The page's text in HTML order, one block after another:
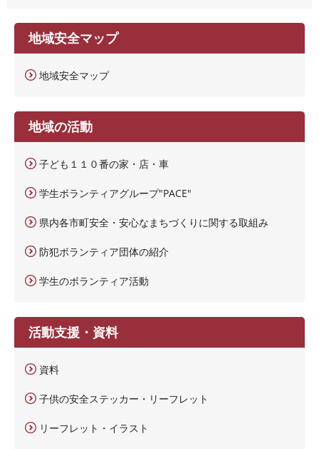
地域安全マップ
地域安全マップ
地域の活動
子ども１１０番の家・店・車
学生ボランティアグループ"PACE"
県内各市町安全・安心なまちづくりに関する取組み
防犯ボランティア団体の紹介
学生のボランティア活動
活動支援・資料
資料
子供の安全ステッカー・リーフレット
リーフレット・イラスト